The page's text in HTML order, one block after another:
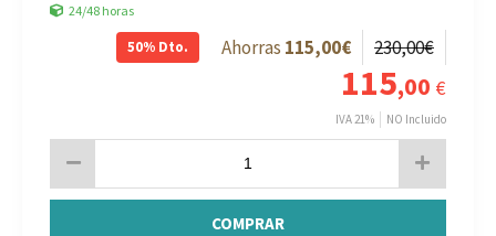
24/48 horas
50% Dto. 115,00€ 230,00€
115,00 €
IVA 21% NO Incluido
COMPRAR